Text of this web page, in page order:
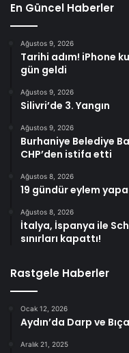
En Güncel Haberler
Ağustos 9, 2026
Tarihi adım! iPhone
gün geldi
Ağustos 9, 2026
Silivri’de 3. Yangın
Ağustos 9, 2026
Burhaniye Belediye
CHP’den istifa etti
Ağustos 8, 2026
19 gündür eylem
Ağustos 8, 2026
İtalya, İspanya ile
sınırları kapattı!
Rastgele Haberler
Ocak 12, 2026
Aydın’da Darp ve
Aralık 21, 2025